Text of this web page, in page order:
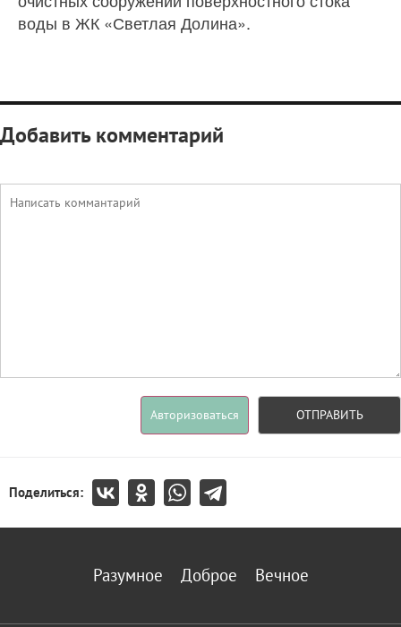
воды в ЖК «Светлая Долина».
Добавить комментарий
Авторизоваться ОТПРАВИТЬ
Поделиться:
Разумное Доброе Вечное